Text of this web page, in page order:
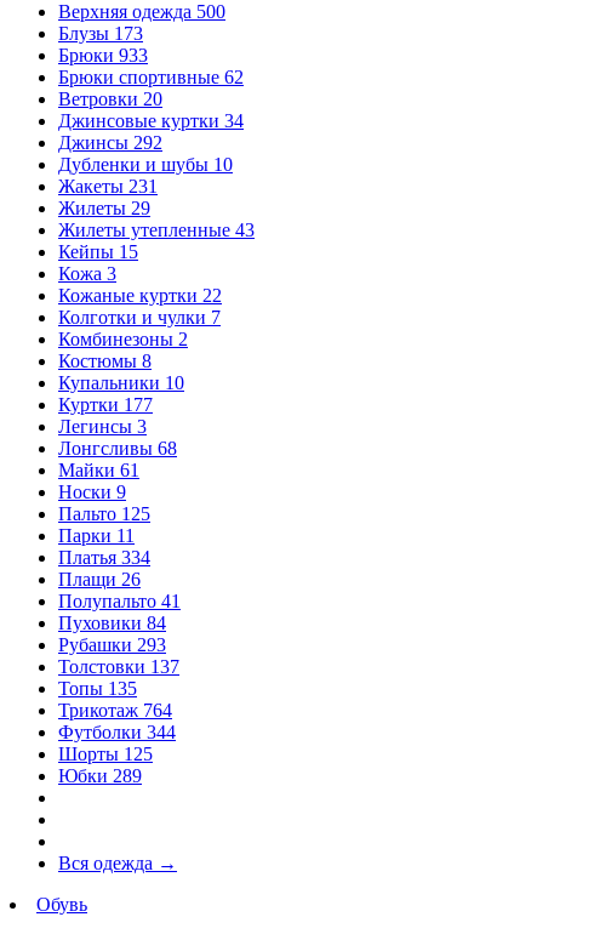
Верхняя одежда 500
Блузы 173
Брюки 933
Брюки спортивные 62
Ветровки 20
Джинсовые куртки 34
Джинсы 292
Дубленки и шубы 10
Жакеты 231
Жилеты 29
Жилеты утепленные 43
Кейпы 15
Кожа 3
Кожаные куртки 22
Колготки и чулки 7
Комбинезоны 2
Костюмы 8
Купальники 10
Куртки 177
Легинсы 3
Лонгсливы 68
Майки 61
Носки 9
Пальто 125
Парки 11
Платья 334
Плащи 26
Полупальто 41
Пуховики 84
Рубашки 293
Толстовки 137
Топы 135
Трикотаж 764
Футболки 344
Шорты 125
Юбки 289
Вся одежда →
Обувь